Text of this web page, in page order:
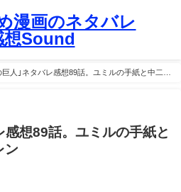
漫画のネタバレ
想Sound
巨人｣ネタバレ感想89話。ユミルの手紙と中二病
感想89話。ユミルの手紙と
ン